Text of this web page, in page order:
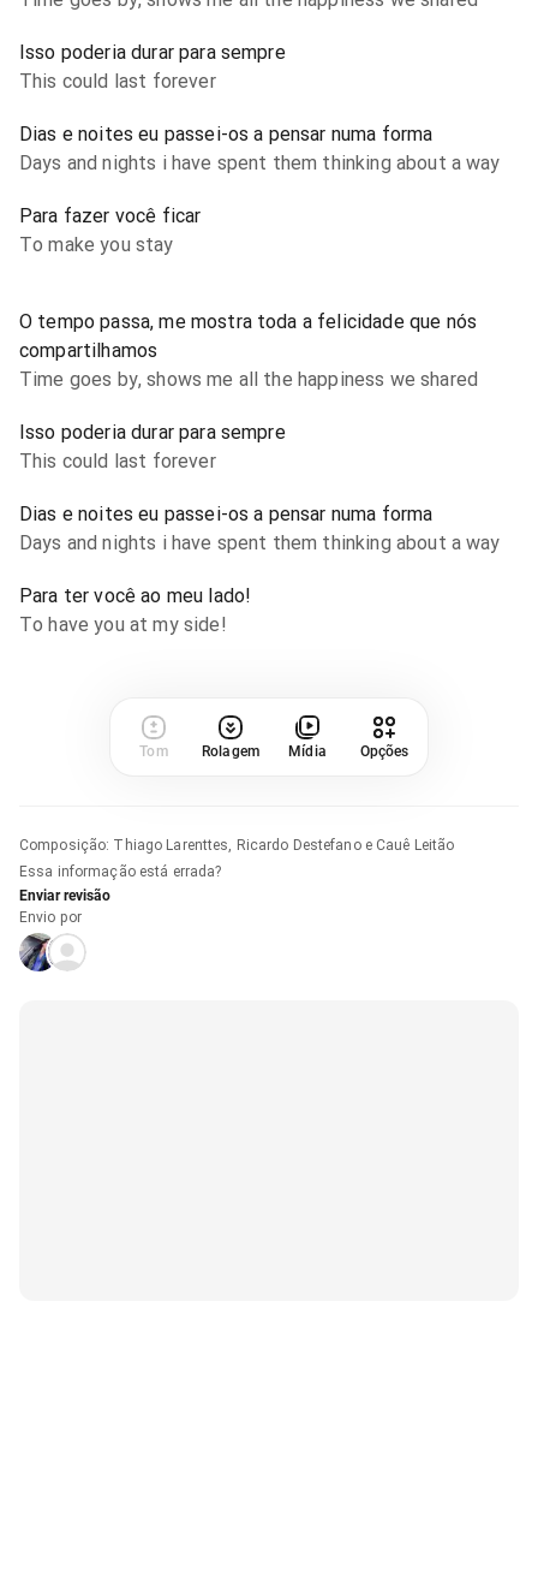
Isso poderia durar para sempre
This could last forever
Dias e noites eu passei-os a pensar numa forma
Days and nights i have spent them thinking about a way
Para fazer você ficar
To make you stay
O tempo passa, me mostra toda a felicidade que nós
compartilhamos
Time goes by, shows me all the happiness we shared
Isso poderia durar para sempre
This could last forever
Dias e noites eu passei-os a pensar numa forma
Days and nights i have spent them thinking about a way
Para ter você ao meu lado!
To have you at my side!
Tom Rolagem Mídia Opções
Composição: Thiago Larenttes, Ricardo Destefano e Cauê Leitão
Essa informação está errada?
Enviar revisão
Envio por